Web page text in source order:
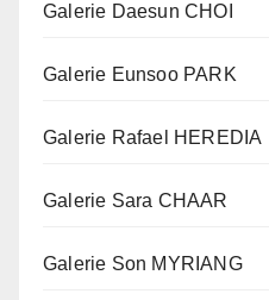
Galerie Daesun CHOI
Galerie Eunsoo PARK
Galerie Rafael HEREDIA
Galerie Sara CHAAR
Galerie Son MYRIANG